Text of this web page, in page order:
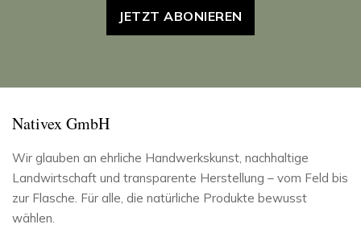
JETZT ABONIEREN
Nativex GmbH
Wir glauben an ehrliche Handwerkskunst, nachhaltige
Landwirtschaft und transparente Herstellung – vom Feld bis
zur Flasche. Für alle, die natürliche Produkte bewusst
wählen.